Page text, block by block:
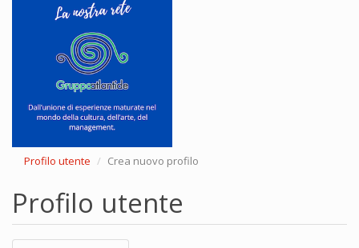
Profilo utente Crea nuovo profilo
Profilo utente